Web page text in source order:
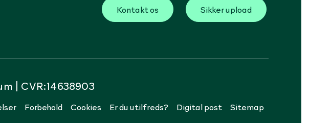
Kontakt os Sikker upload
| CVR:14638903
Forbehold Cookies Er du utilfreds? Digital post Sitemap